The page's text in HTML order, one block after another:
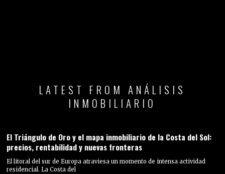
LATEST FROM ANÁLISIS
INMOBILIARIO
El Triángulo de Oro y el mapa inmobiliario de la Costa del Sol:
precios, rentabilidad y nuevas fronteras
El litoral del sur de Europa atraviesa un momento de intensa actividad
residencial. La Costa del